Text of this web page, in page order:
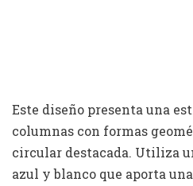
Este diseño presenta una
columnas con formas
circular destacada. Utiliza
azul y blanco que aporta